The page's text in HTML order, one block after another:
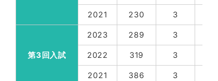
2021 230 3
第3回入試
2023 289 3
2022 319 3
2021 386 3